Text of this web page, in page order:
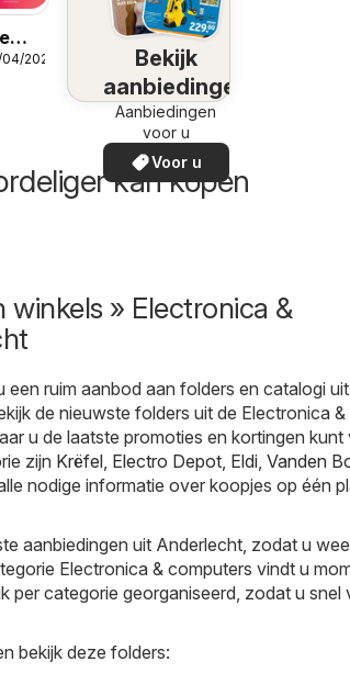
2026
Bekijk
aanbiedingen
Aanbiedingen
voor u
Voor u
kan kopen
winkels » Electronica &
een ruim aanbod aan folders en catalogi
de nieuwste folders uit de Electronica &
u de laatste promoties en kortingen kunt
zijn Krëfel, Electro Depot, Eldi, Vanden
nodige informatie over koopjes op één
aanbiedingen uit Anderlecht, zodat u
Electronica & computers vindt u
per categorie georganiseerd, zodat u snel
bekijk deze folders: